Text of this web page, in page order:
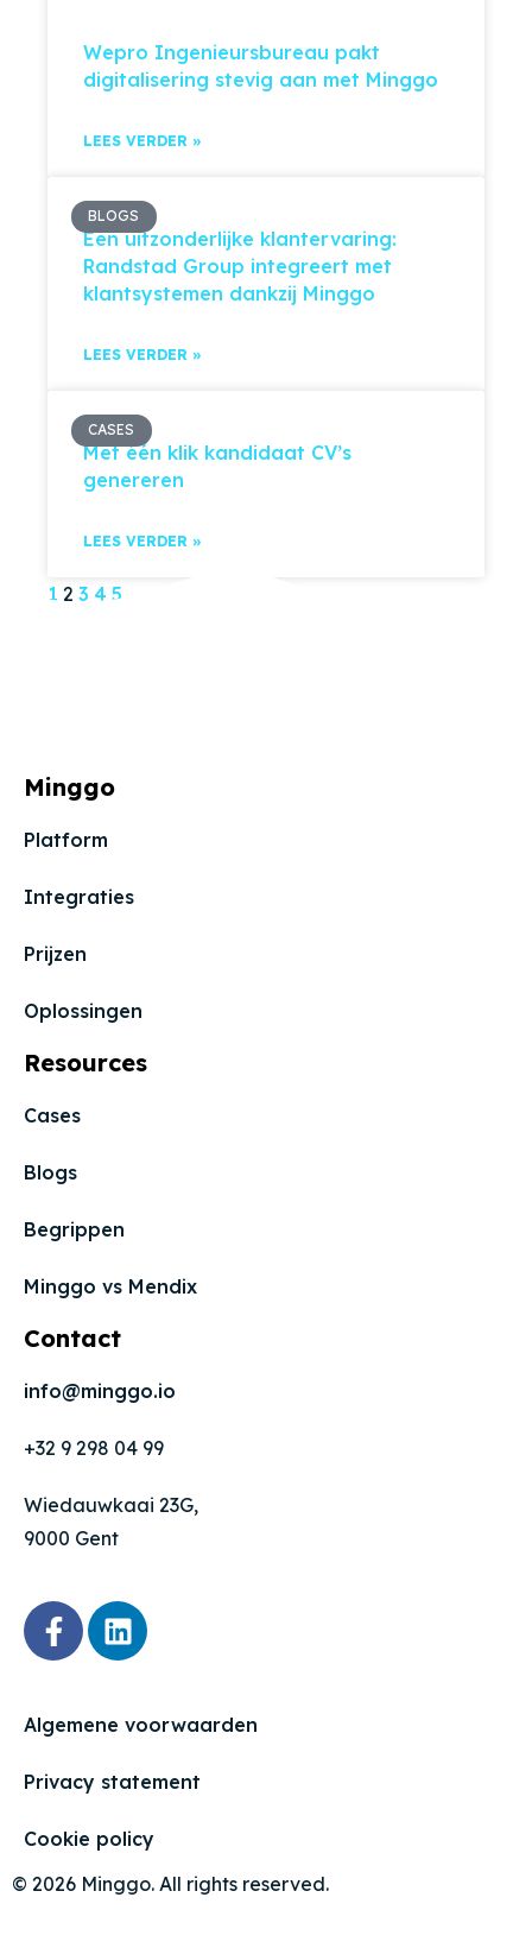
Wepro Ingenieursbureau pakt
digitalisering stevig aan met Minggo
LEES VERDER »
BLOGS
Een uitzonderlijke klantervaring:
Randstad Group integreert met
klantsystemen dankzij Minggo
LEES VERDER »
CASES
Met één klik kandidaat CV’s
genereren
LEES VERDER »
1 2 3 4 5
Minggo
Platform
Integraties
Prijzen
Oplossingen
Resources
Cases
Blogs
Begrippen
Minggo vs Mendix
Contact
info@minggo.io
+32 9 298 04 99
Wiedauwkaai 23G,
9000 Gent
Algemene voorwaarden
Privacy statement
Cookie policy
© 2026 Minggo. All rights reserved.